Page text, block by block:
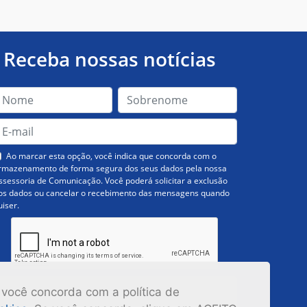
concorda com a política de
Receba nossas notícias
Ao marcar esta opção, você indica que concorda com o
de forma segura dos seus dados pela nossa
de Comunicação. Você poderá solicitar a exclusão
dados ou cancelar o recebimento das mensagens quando
Inscrever-se